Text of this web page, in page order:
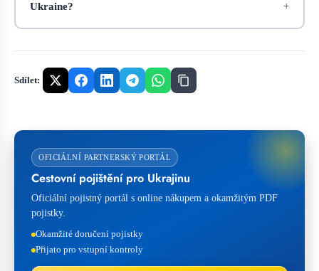
Ukraine?
Sdílet:
OFICIÁLNÍ PARTNERSKÝ PORTÁL
Cestovní pojištění pro Ukrajinu
Oficiální pojistný portál s online nákupem a okamžitým PDF
pojistky.
Okamžité doručení pojistky
Přijato pro vstupní kontroly